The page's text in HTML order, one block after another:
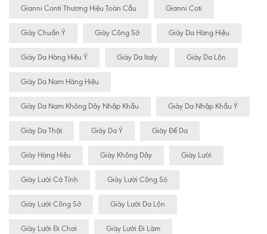
Gianni Conti Thương Hiệu Toàn Cầu Gianni Coti
Giày Chuẩn Ý Giày Công Sở Giày Da Hàng Hiệu
Giày Da Hàng Hiệu Ý Giày Da Italy Giày Da Lộn
Giày Da Nam Hàng Hiệu
Giày Da Nam Không Dây Nhập Khẩu Giày Da Nhập Khẩu Ý
Giày Da Thật Giày Da Ý Giày Đế Da
Giày Hàng Hiệu Giày Không Dây Giày Lười
Giày Lười Cá Tính Giày Lười Công Sỏ
Giày Lười Công Sở Giày Lười Da Lộn
Giày Lười Đi Chơi Giày Lười Đi Làm